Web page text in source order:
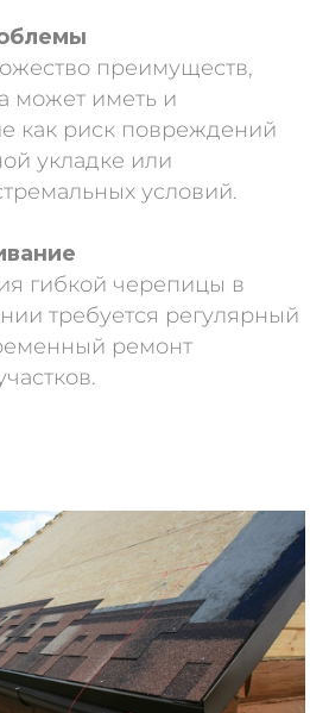
преимуществ,
может иметь и
как риск повреждений
укладке или
условий.
гибкой черепицы в
требуется регулярный
ремонт